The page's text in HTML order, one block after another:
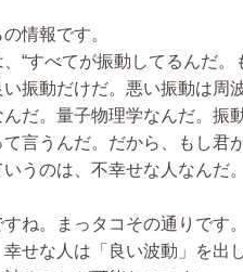
情報です。
“すべてが振動してるんだ。
振動だけだ。悪い振動は周
だ。量子物理学なんだ。振
言うんだ。だから、もし君
うのは、不幸せな人なんだ
ね。まっタコその通りです
幸せな人は「良い波動」を出